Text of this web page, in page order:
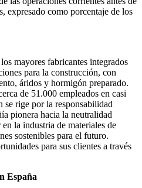
expresado como porcentaje de los
mayores fabricantes integrados
para la construcción, con
áridos y hormigón preparado.
de 51.000 empleados en casi
se rige por la responsabilidad
pionera hacia la neutralidad
la industria de materiales de
sostenibles para el futuro.
para sus clientes a través
España